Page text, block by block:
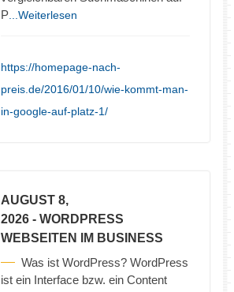
P ...Weiterlesen
https://homepage-nach-
preis.de/2016/01/10/wie-kommt-man-
in-google-auf-platz-1/
AUGUST 8,
2026 - WORDPRESS
WEBSEITEN IM BUSINESS
Was ist WordPress? WordPress
ist ein Interface bzw. ein Content